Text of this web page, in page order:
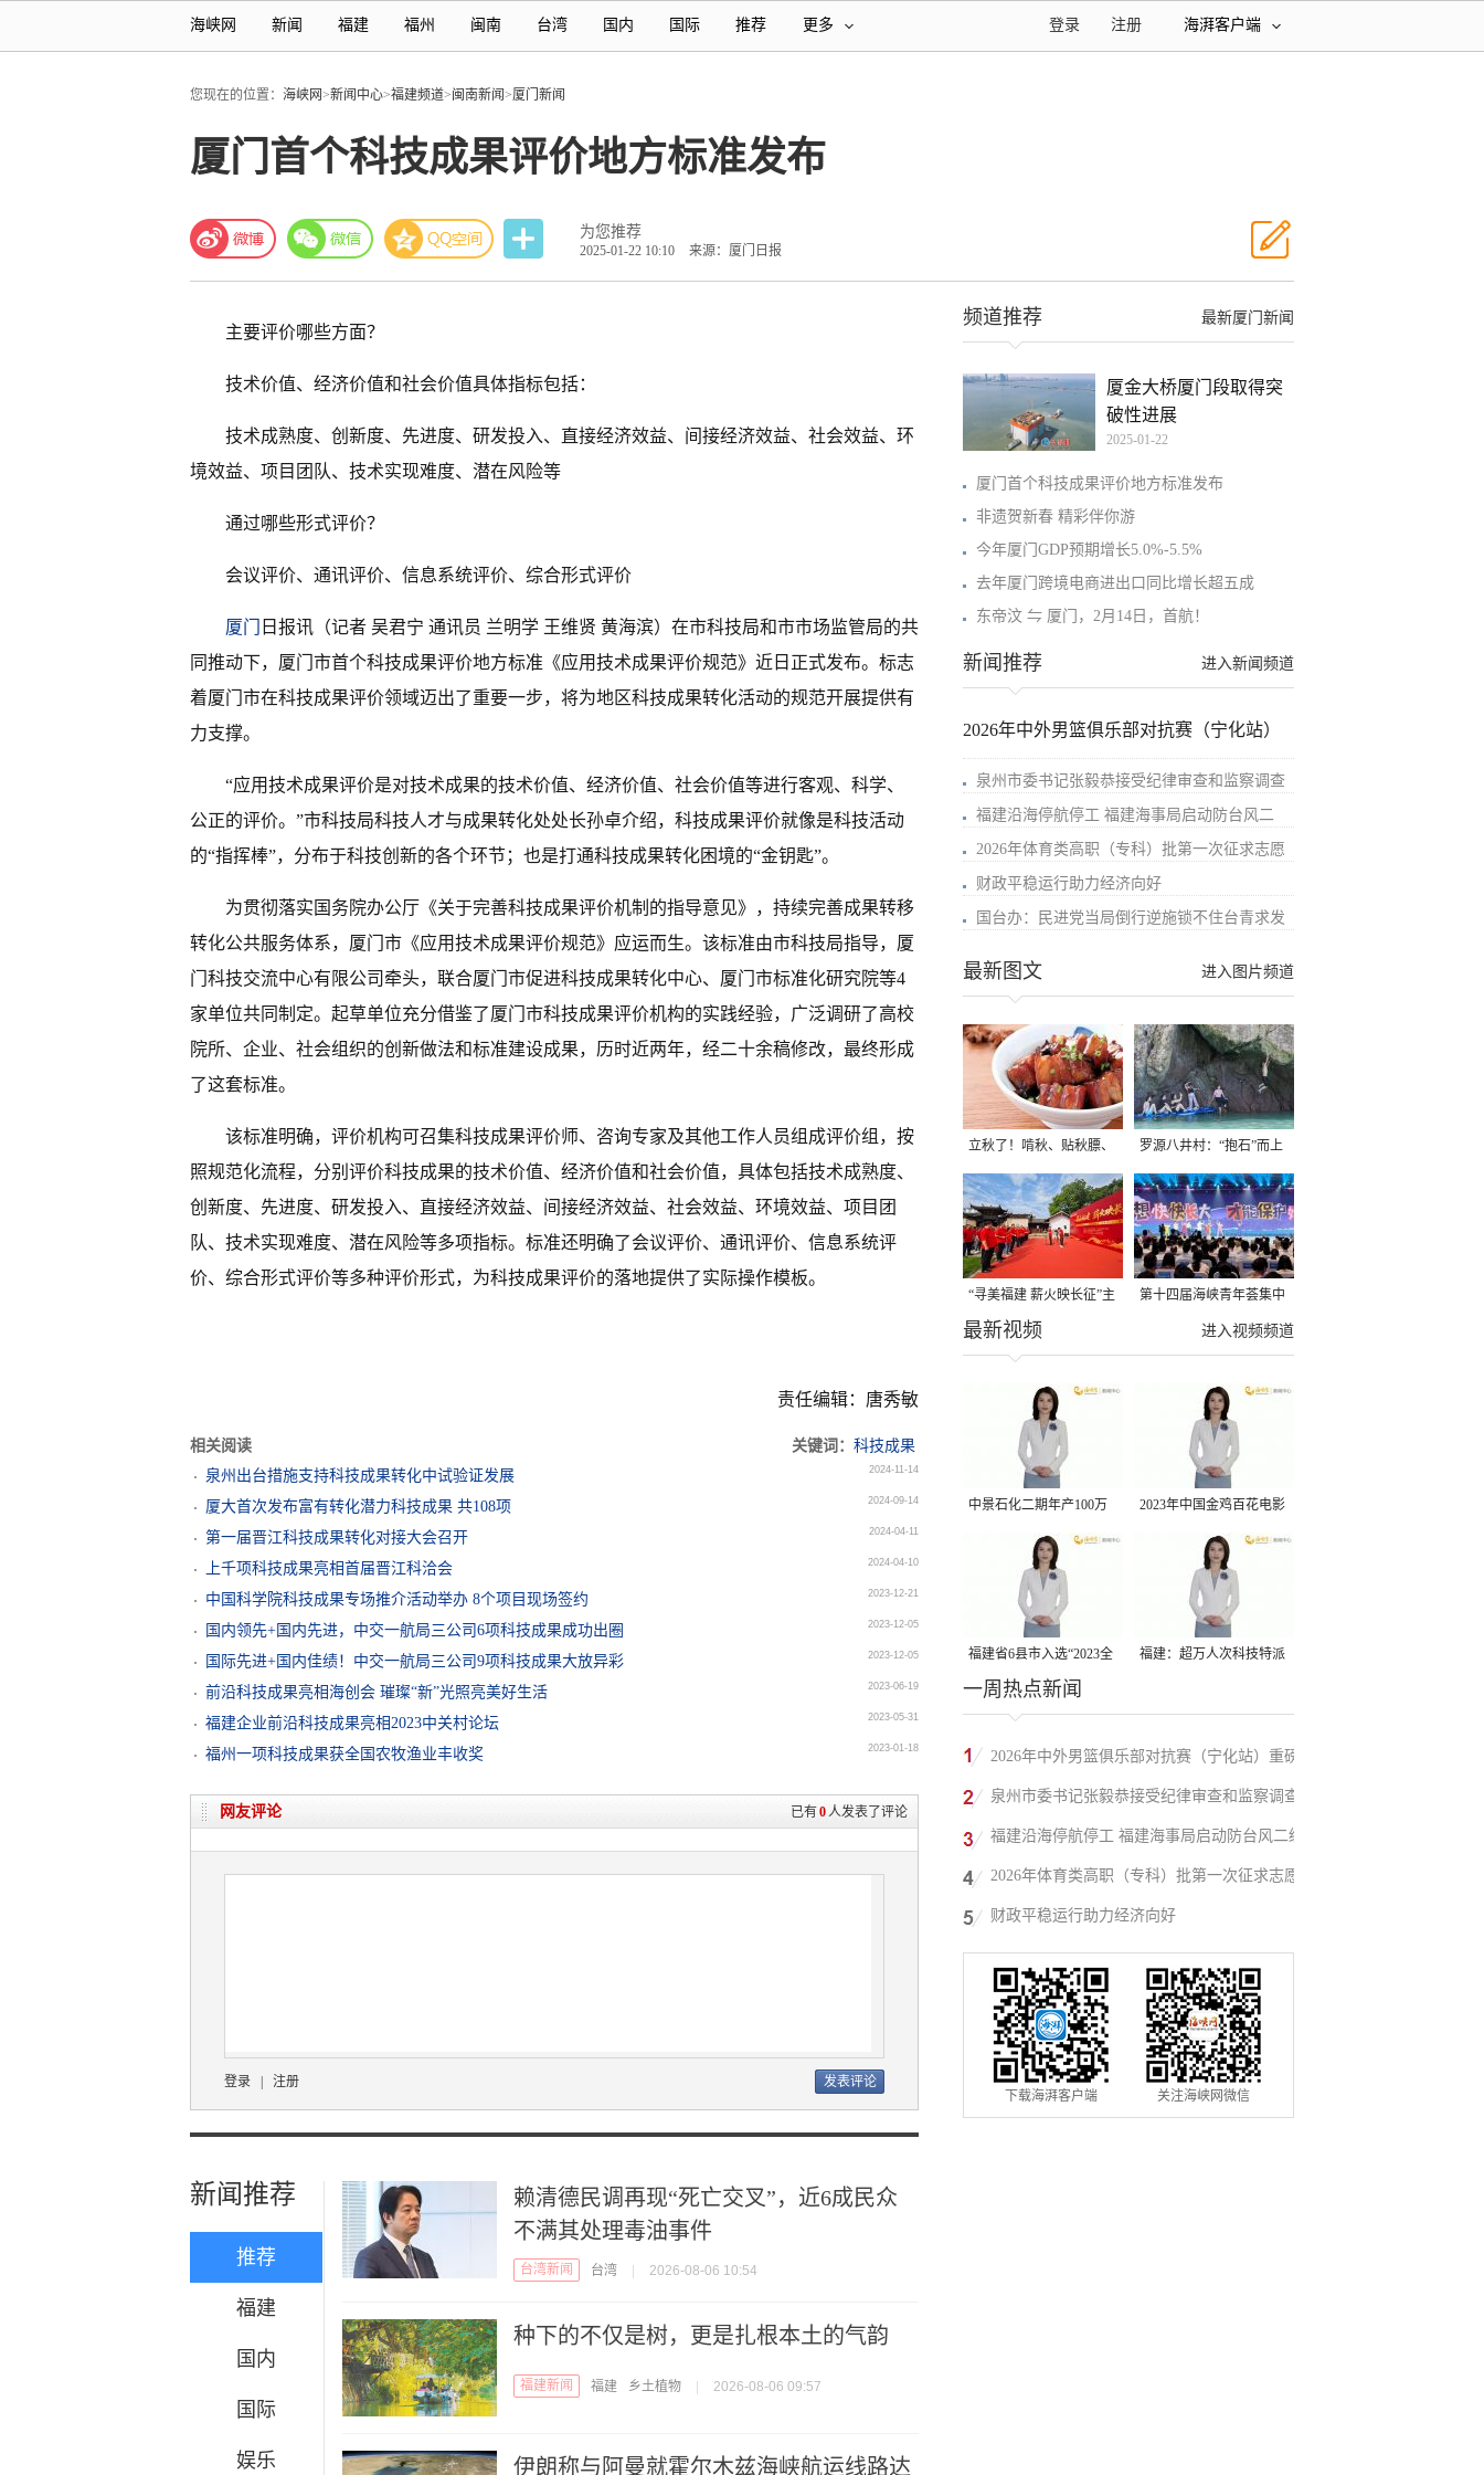
海峡网 新闻 福建 福州 闽南 台湾 国内 国际 推荐 更多 海湃客户端
注册
登录
您现在的位置： 海峡网>新闻中心>福建频道>闽南新闻>厦门新闻
厦门首个科技成果评价地方标准发布
为您推荐
2025-01-22 10:10 来源：厦门日报
主要评价哪些方面？
技术价值、经济价值和社会价值具体指标包括：
技术成熟度、创新度、先进度、研发投入、直接经济效益、间接经济效益、社会效益、环
境效益、项目团队、技术实现难度、潜在风险等
通过哪些形式评价？
会议评价、通讯评价、信息系统评价、综合形式评价
厦门
日报讯（记者 吴君宁 通讯员 兰明学 王维贤 黄海滨）在市科技局和市市场监管局的共
同推动下，厦门市首个科技成果评价地方标准《应用技术成果评价规范》近日正式发布。标志
着厦门市在科技成果评价领域迈出了重要一步，将为地区科技成果转化活动的规范开展提供有
力支撑。
“应用技术成果评价是对技术成果的技术价值、经济价值、社会价值等进行客观、科学、
公正的评价。”市科技局科技人才与成果转化处处长孙卓介绍，科技成果评价就像是科技活动
的“指挥棒”，分布于科技创新的各个环节；也是打通科技成果转化困境的“金钥匙”。
为贯彻落实国务院办公厅《关于完善科技成果评价机制的指导意见》，持续完善成果转移
转化公共服务体系，厦门市《应用技术成果评价规范》应运而生。该标准由市科技局指导，厦
门科技交流中心有限公司牵头，联合厦门市促进科技成果转化中心、厦门市标准化研究院等4
家单位共同制定。起草单位充分借鉴了厦门市科技成果评价机构的实践经验，广泛调研了高校
院所、企业、社会组织的创新做法和标准建设成果，历时近两年，经二十余稿修改，最终形成
了这套标准。
该标准明确，评价机构可召集科技成果评价师、咨询专家及其他工作人员组成评价组，按
照规范化流程，分别评价科技成果的技术价值、经济价值和社会价值，具体包括技术成熟度、
创新度、先进度、研发投入、直接经济效益、间接经济效益、社会效益、环境效益、项目团
队、技术实现难度、潜在风险等多项指标。标准还明确了会议评价、通讯评价、信息系统评
价、综合形式评价等多种评价形式，为科技成果评价的落地提供了实际操作模板。
责任编辑：唐秀敏
相关阅读 关键词： 科技成果
泉州出台措施支持科技成果转化中试验证发展
2024-11-14
厦大首次发布富有转化潜力科技成果 共108项 2024-09-14
第一届晋江科技成果转化对接大会召开 2024-04-11
上千项科技成果亮相首届晋江科洽会 2024-04-10
中国科学院科技成果专场推介活动举办 8个项目现场签约 2023-12-21
国内领先+国内先进，中交一航局三公司6项科技成果成功出圈 2023-12-05
国际先进+国内佳绩！中交一航局三公司9项科技成果大放异彩 2023-12-05
前沿科技成果亮相海创会 璀璨“新”光照亮美好生活 2023-06-19
福建企业前沿科技成果亮相2023中关村论坛 2023-05-31
福州一项科技成果获全国农牧渔业丰收奖 2023-01-18
已有0人发表了评论
网友评论
登录 注册
新闻推荐
推荐
福建
国内
国际
娱乐
赖清德民调再现“死亡交叉”，近6成民众
不满其处理毒油事件
台湾新闻 台湾 2026-08-06 10:54
种下的不仅是树，更是扎根本土的气韵
福建新闻 福建 乡土植物 2026-08-06 09:57
伊朗称与阿曼就霍尔木兹海峡航运线路达
最新厦门新闻
频道推荐
厦金大桥厦门段取得突
破性进展
2025-01-22
厦门首个科技成果评价地方标准发布
非遗贺新春 精彩伴你游
今年厦门GDP预期增长5.0%-5.5%
去年厦门跨境电商进出口同比增长超五成
东帝汶 ⇋ 厦门，2月14日，首航！
进入新闻频道
新闻推荐
2026年中外男篮俱乐部对抗赛（宁化站）
泉州市委书记张毅恭接受纪律审查和监察调查
福建沿海停航停工 福建海事局启动防台风二
2026年体育类高职（专科）批第一次征求志愿
财政平稳运行助力经济向好
国台办：民进党当局倒行逆施锁不住台青求发
进入图片频道
最新图文
立秋了！啃秋、贴秋膘、
晒秋，福建人这样过才够
味→
罗源八井村：“抱石”而上
“寻美福建 薪火映长征”主
题活动在龙岩长汀启动
第十四届海峡青年荟集中
阶段活动在福州举行
进入视频频道
最新视频
中景石化二期年产100万
吨丙烷脱氢项目建成中交
2023年中国金鸡百花电影
节有福电影巡展31日启动
福建省6县市入选“2023全
国县域发展潜力百强县”
福建：超万人次科技特派
一周热点新闻
2026年中外男篮俱乐部对抗赛（宁化站）重磅
来袭！抢票通道即将开启→
泉州市委书记张毅恭接受纪律审查和监察调查
福建沿海停航停工 福建海事局启动防台风二级
应急响应
2026年体育类高职（专科）批第一次征求志愿
填报
财政平稳运行助力经济向好
下载海湃客户端 关注海峡网微信